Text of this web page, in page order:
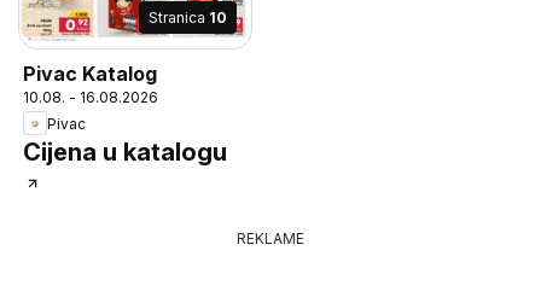
Stranica 10
Pivac Katalog
10.08. - 16.08.2026
Pivac
Cijena u katalogu
REKLAME